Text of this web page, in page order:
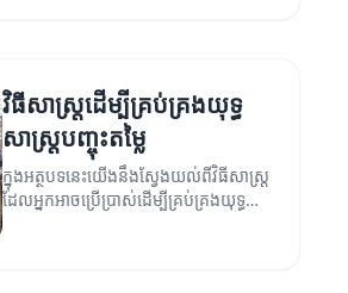
វិធីសាស្ត្រដើម្បីគ្រប់គ្រងយុទ្ធ
សាស្ត្របញ្ចុះតម្លៃ
ក្នុងអត្ថបទនេះយើងនឹងស្វែងយល់ពីវិធីសាស្ត្រ
ដែលអ្នកអាចប្រើប្រាស់ដើម្បីគ្រប់គ្រងយុទ្ធ
សាស្ត្រ​បញ្ចុះតម្លៃបានយ៉ាងមានប្រសិទ្ធភាព។